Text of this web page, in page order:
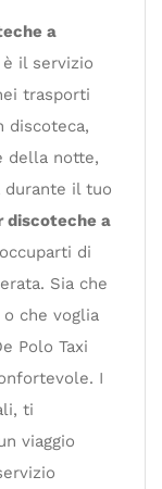
a
è il servizio
trasporti
discoteca,
della notte,
durante il tuo
discoteche a
di
Sia che
che voglia
Polo Taxi
I
ti
viaggio